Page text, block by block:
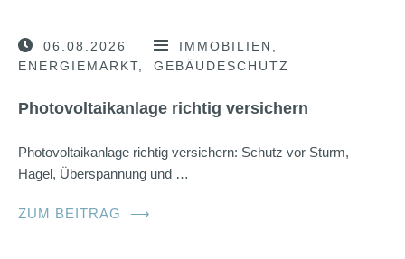
06.08.2026
IMMOBILIEN
ENERGIEMARKT
GEBÄUDESCHUTZ
Photovoltaikanlage richtig versichern
Photovoltaikanlage richtig versichern: Schutz vor Sturm,
Hagel, Überspannung und …
ZUM BEITRAG ⟶